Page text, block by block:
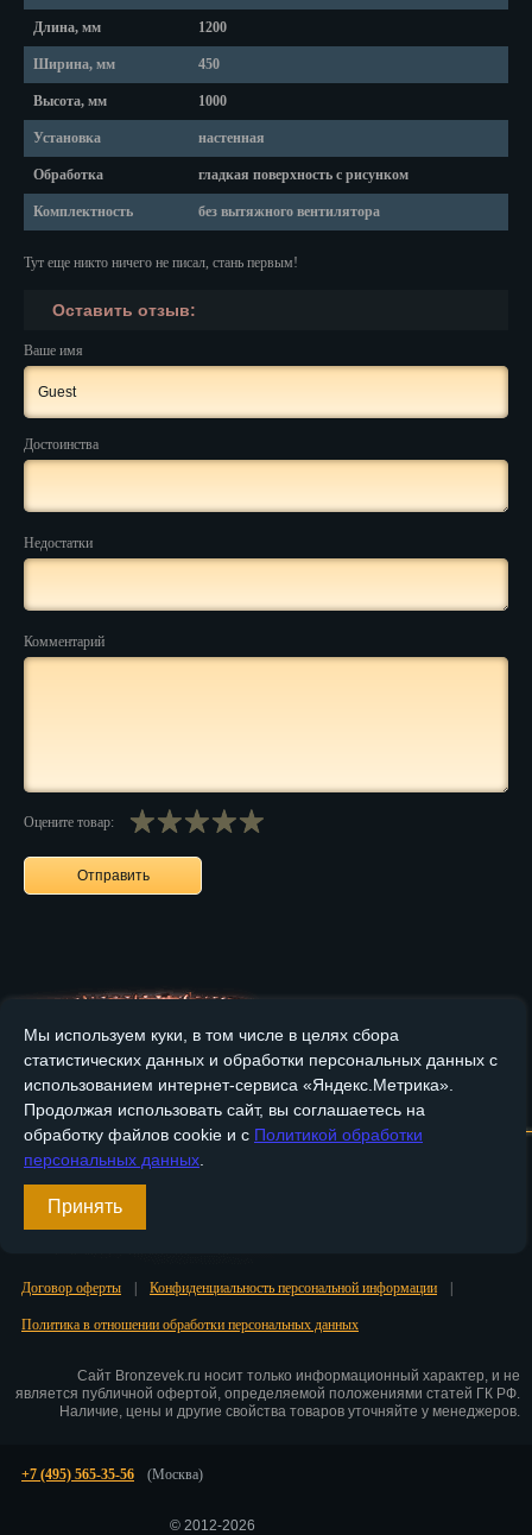
Кызыл
Магадан
Магас
Мурманск
Набережные Челны
Назрань
Нальчик
Нарьян-Мар
Ниж. Новгород
Новокузнецк
Новочеркасск
Пенза
Пермь
Петрозаводск
Ростов-на-Дону
Рязань
Салехард
Длина, мм 1200
Ширина, мм 450
Высота, мм 1000
Установка настенная
Обработка гладкая поверхность с рисунком
Комплектность без вытяжного вентилятора
Тут еще никто ничего не писал, стань первым!
Оставить отзыв:
Ваше имя
Достоинства
Недостатки
Комментарий
Оцените товар:
Мы используем куки, в том числе в целях сбора
статистических данных и обработки персональных данных с
использованием интернет-сервиса «Яндекс.Метрика».
Продолжая использовать сайт, вы соглашаетесь на
обработку файлов cookie и с Политикой обработки
персональных данных
Принять
Главная О компании Медные изделия Бронзовые изделия
Доставка и оплата Контакты
Вход
Договор оферты Конфиденциальность персональной информации
Политика в отношении обработки персональных данных
Сайт Bronzevek.ru носит только информационный характер, и не
является публичной офертой, определяемой положениями статей ГК РФ.
Наличие, цены и другие свойства товаров уточняйте у менеджеров.
+7 (495) 565-35-56 (Москва)
© 2012-2026